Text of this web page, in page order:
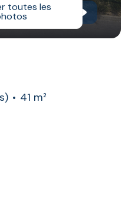
toutes les
41 m²